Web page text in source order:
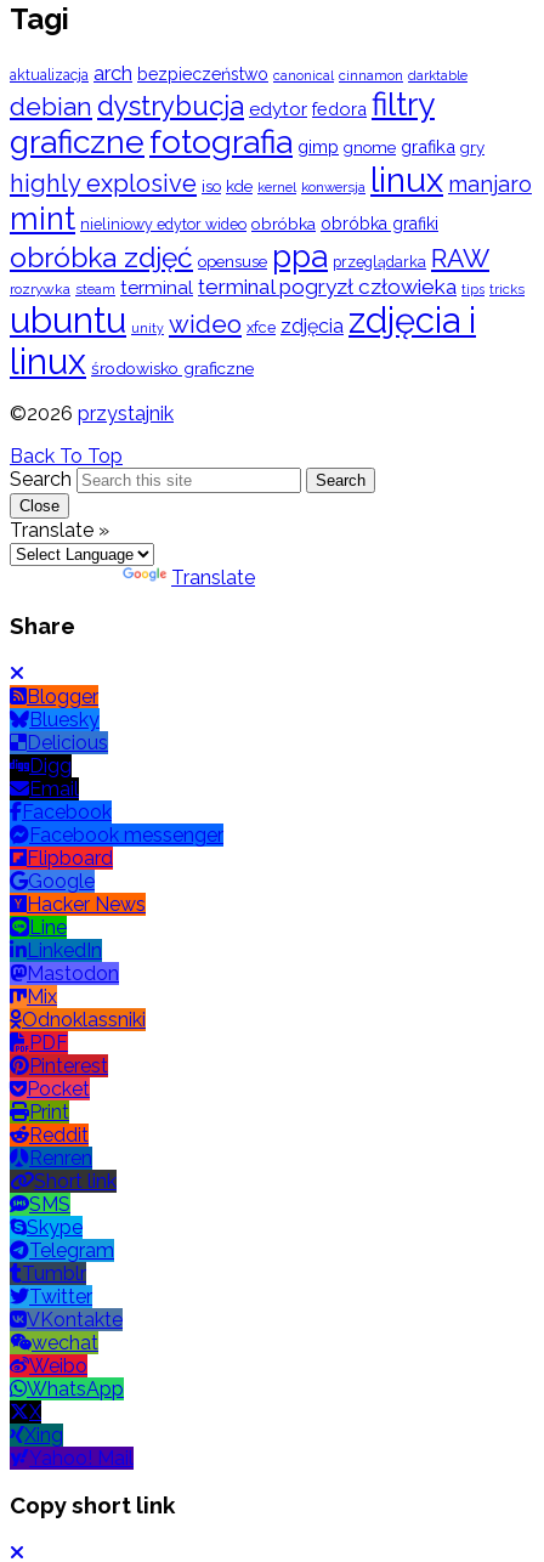
Tagi
aktualizacja arch bezpieczeństwo canonical cinnamon darktable
debian dystrybucja edytor fedora filtry
graficznefotografia gimp gnome grafika gry
highly explosive iso kde kernel konwersja linux manjaro
mint nieliniowy edytor wideo obróbka obróbka grafiki
obróbka zdjęć opensuse ppa przeglądarka RAW
rozrywka steam terminal terminal pogryzł człowieka tips tricks
ubuntu unity wideo xfce zdjęcia zdjęcia i
linux środowisko graficzne
©2026 przystajnik
Back To Top
Search
Search
Close
Translate »
Translate
Share
Blogger
Bluesky
Delicious
Digg
Email
Facebook
Facebook messenger
Flipboard
Google
Hacker News
Line
LinkedIn
Mastodon
Mix
Odnoklassniki
PDF
Pinterest
Pocket
Print
Reddit
Renren
Short link
SMS
Skype
Telegram
Tumblr
Twitter
VKontakte
wechat
Weibo
WhatsApp
X
Xing
Yahoo! Mail
Copy short link